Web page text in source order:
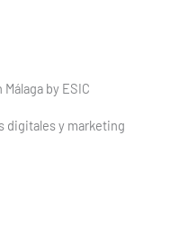
by ESIC
digitales y marketing